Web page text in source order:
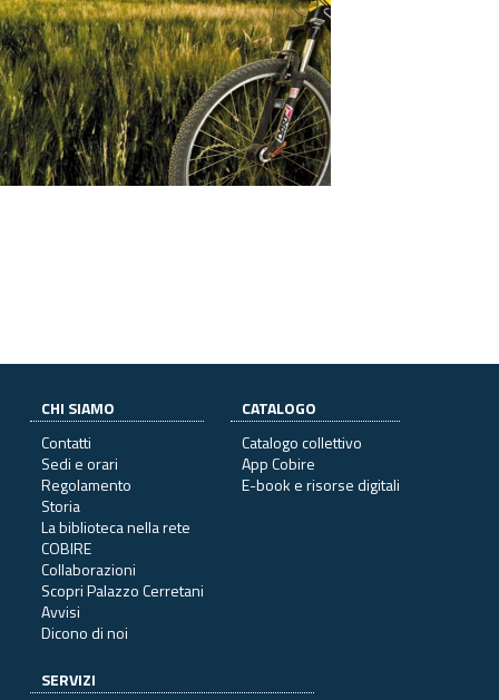
CHI SIAMO
Contatti
Sedi e orari
Regolamento
Storia
La biblioteca nella rete
COBIRE
Collaborazioni
Scopri Palazzo Cerretani
Avvisi
Dicono di noi
CATALOGO
Catalogo collettivo
App Cobire
E-book e risorse digitali
SERVIZI